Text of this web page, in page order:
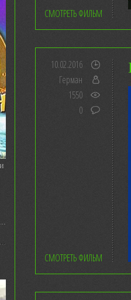
СМОТРЕТЬ ФИЛЬМ
10.02.2016
Герман
1550
0
СМОТРЕТЬ ФИЛЬМ